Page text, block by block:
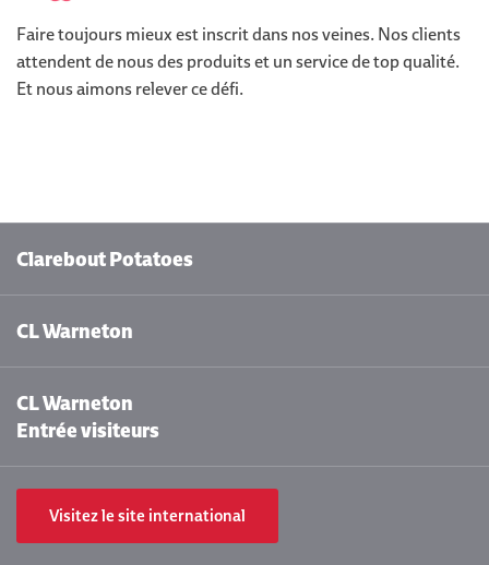
Faire toujours mieux est inscrit dans nos veines. Nos clients
attendent de nous des produits et un service de top qualité.
Et nous aimons relever ce défi.
Clarebout Potatoes
CL Warneton
CL Warneton
Entrée visiteurs
Visitez le site international